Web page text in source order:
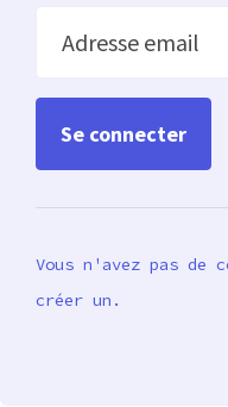
Adresse email
Vous n'avez pas de
créer un.